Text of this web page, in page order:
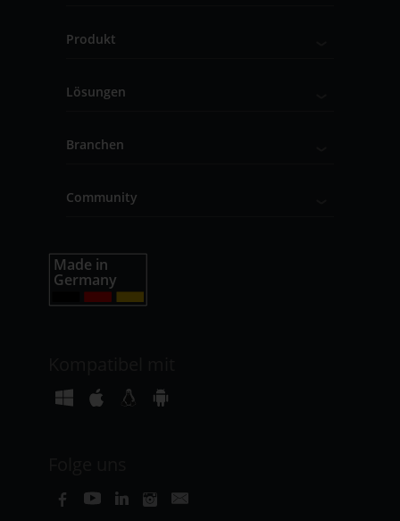
Produkt
Lösungen
Branchen
Community